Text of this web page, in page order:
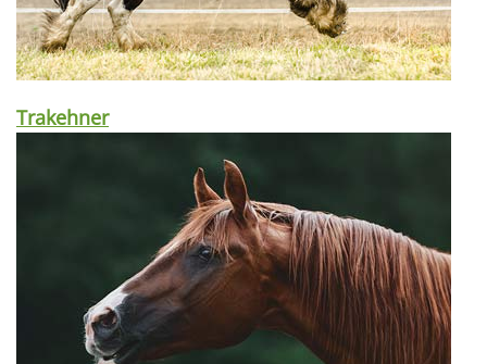
Trakehner